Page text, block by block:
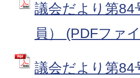
議会だより第84
員） (PDFファ
議会だより第84